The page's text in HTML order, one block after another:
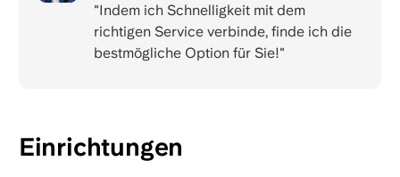
"Indem ich Schnelligkeit mit dem
richtigen Service verbinde, finde ich die
bestmögliche Option für Sie!"
Einrichtungen